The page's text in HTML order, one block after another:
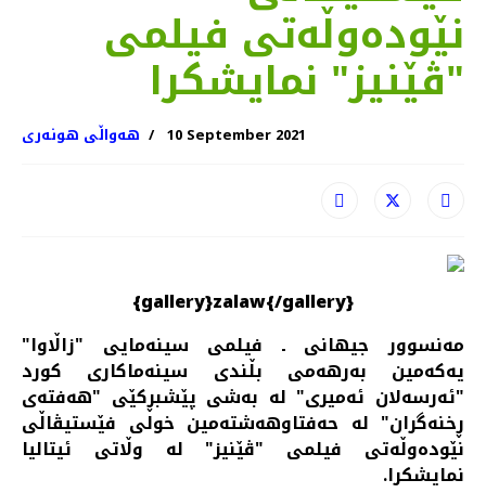
نێودەوڵەتی فیلمی
"ڤێنیز" نمایشکرا
هەواڵی هونەری 10 September 2021
{gallery}zalaw{/gallery}
مەنسوور جیهانی ـ فیلمی سینەمایی "زاڵاوا"
یەکەمین بەرهەمی بڵندی سینەماکاری کورد
"ئەرسەلان ئەمیری" لە بەشی پێشبڕکێی "هەفتەی
ڕخنەگران" لە حەفتاوهەشتەمین خولی فێستیڤاڵی
نێودەوڵەتی فیلمی "ڤێنیز" لە وڵاتی ئیتالیا
نمایشکرا.